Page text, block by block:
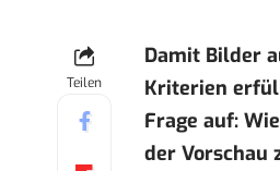
Teilen
Damit Bilder
Kriterien
Frage auf:
der Vorschau